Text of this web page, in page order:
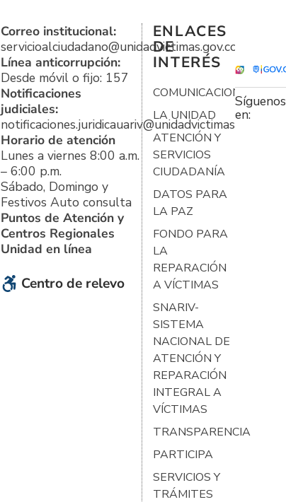
Correo institucional:
servicioalciudadano@unidadvictimas.gov.co
Línea anticorrupción:
Desde móvil o fijo: 157
Notificaciones
judiciales:
notificaciones.juridicauariv@unidadvictimas.gov.co
Horario de atención
Lunes a viernes 8:00 a.m.
– 6:00 p.m.
Sábado, Domingo y
Festivos Auto consulta
Puntos de Atención y
Centros Regionales
Unidad en línea
Centro de relevo
ENLACES
DE
INTERÉS
COMUNICACIONES
LA UNIDAD
ATENCIÓN Y
SERVICIOS
CIUDADANÍA
DATOS PARA
LA PAZ
FONDO PARA
LA
REPARACIÓN
A VÍCTIMAS
SNARIV-
SISTEMA
NACIONAL DE
ATENCIÓN Y
REPARACIÓN
INTEGRAL A
VÍCTIMAS
TRANSPARENCIA
PARTICIPA
SERVICIOS Y
TRÁMITES
Síguenos
en: